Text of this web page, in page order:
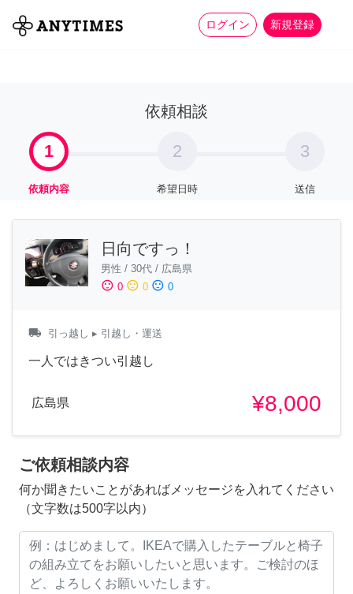
ログイン 新規登録
全て 家事 more_horiz
依頼相談
1
依頼内容
2
希望日時
3
送信
日向ですっ！
男性 / 30代 / 広島県
sentiment_satisfied 0 sentiment_neutral 0 sentiment_dissatisfied 0
local_shipping 引っ越し ▸ 引越し・運送
一人ではきつい引越し
広島県 ¥8,000
ご依頼相談内容
何か聞きたいことがあればメッセージを入れてください
（文字数は500字以内）